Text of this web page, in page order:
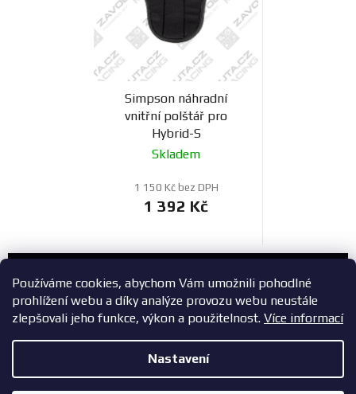
Používáme cookies, abychom Vám umožnili pohodlné
prohlížení webu a díky analýze provozu webu neustále
zlepšovali jeho funkce, výkon a použitelnost. Více informací
Nastavení
Simpson náhradní
vnitřní polštář pro
Hybrid-S
Skladem
1 150 Kč bez DPH
1 392 Kč
Zákaznický servis
+420 603 785 748